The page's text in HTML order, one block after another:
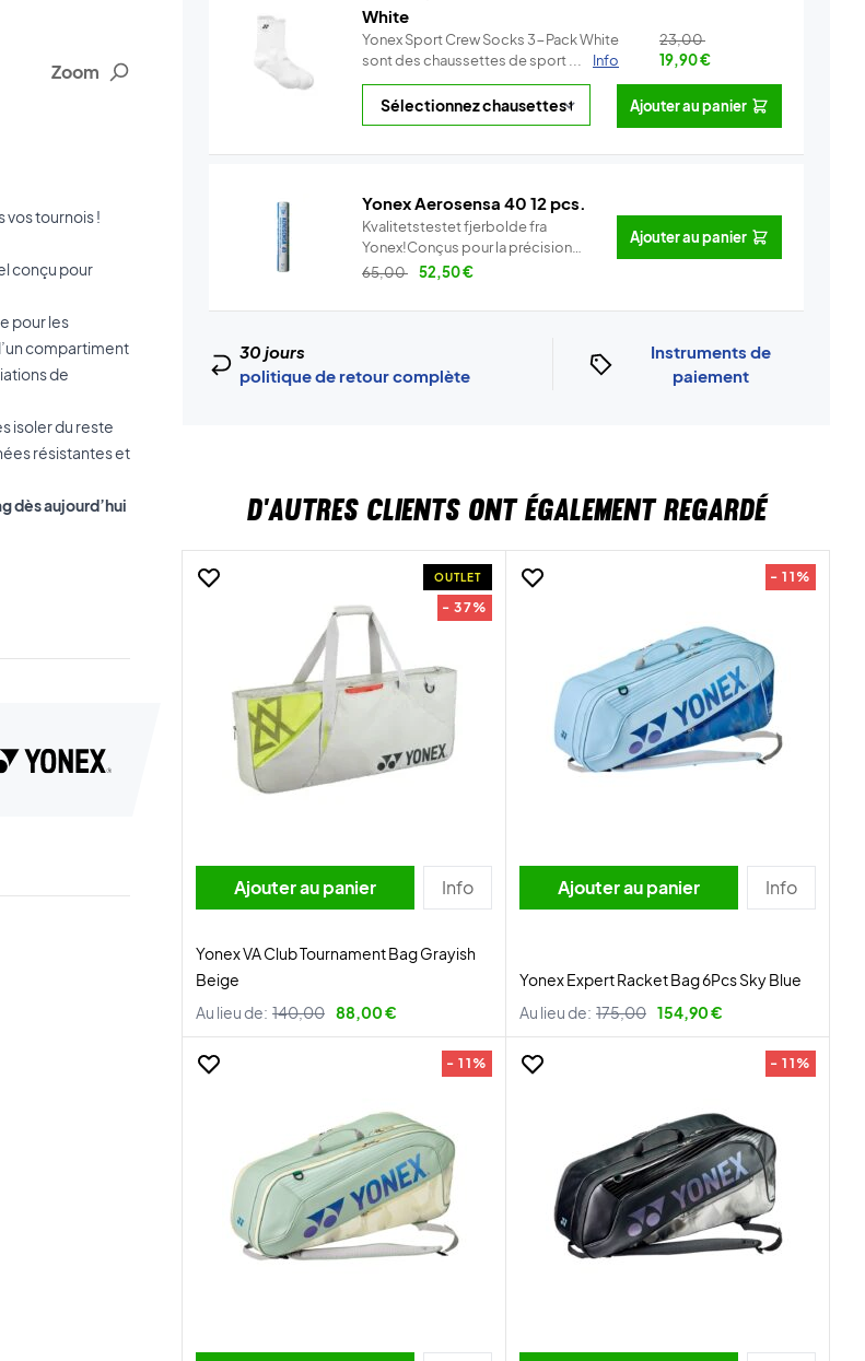
Zoom
vos tournois !
conçu pour
pour les
compartiment
de
isoler du reste
résistantes et
dès aujourd’hui
White
Yonex Sport Crew Socks 3-Pack White
sont des chaussettes de sport ...
Info
23,00
19,90€
Ajouter au panier
Yonex Aerosensa 40 12 pcs.
Kvalitetstestet fjerbolde fra
Yonex!Conçus pour la précision
–...
Info
65,00 52,50€
Ajouter au panier
30 jours
politique de retour complète
Instruments de
paiement
D'AUTRES CLIENTS ONT ÉGALEMENT REGARDÉ
OUTLET
- 37%
Ajouter au panier Info
Yonex VA Club Tournament Bag Grayish
Beige
Au lieu de: 140,00 88,00 €
- 11%
Ajouter au panier Info
Yonex Expert Racket Bag 6Pcs Sky Blue
Au lieu de: 175,00 154,90 €
- 11% - 11%